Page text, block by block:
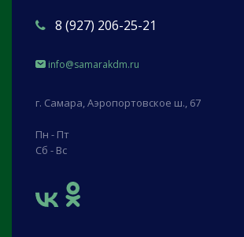
8 (927) 206-25-21
info@samarakdm.ru
г. Самара, Аэропортовское ш., 67
Пн - Пт
Сб - Вс